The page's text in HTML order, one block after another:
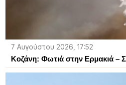
7 Αυγούστου 2026, 17:52
Κοζάνη: Φωτιά στην Ερμακιά –